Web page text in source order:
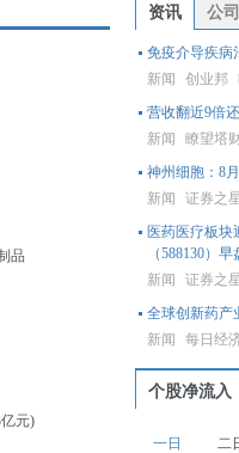
品
元)
资讯 公
免疫介导疾病
新闻
创业邦
营收翻近9倍
新闻
瞭望塔
神州细胞：8
新闻
证券之
医药医疗板
（588130）
新闻
证券之
全球创新药产
新闻
每日经
个股净流入
一日 二